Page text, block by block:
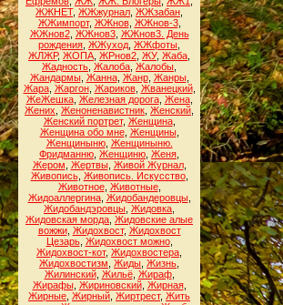
ЖЖНЕТ, ЖЖжурнал ЖЖзабан
ЖЖимпорт, ЖЖнов, ЖЖнов-3,
ЖЖнов2, ЖЖнов3, ЖЖнов3. День
рождения ЖЖуход ЖЖфоты
ЖЛЖР, ЖОПА ЖРнов2 ЖУ, Жаба
Жадность Жалоба Жалобы
Жандармы, Жанна, Жанр, Жанры,
Жара, Жаргон, Жариков, Жванецкий,
ЖеЖешка, Железная дорога, Жена,
Жених Женоненавистник Женский
Женский портрет, Женщина,
Женщина обо мне, Женщины,
Женщиныню, Женщиныню.
Фридманню Женщиню Женя
Жером Жертвы, Живой Журнал,
Живопись, Живопись. Искусство,
Животное, Животные,
Жидоаллергина, Жидобандеровцы,
Жидобандэровцы Жидовка
Жидовская морда Жидовские алые
вожжи, Жидохвост, Жидохвост
Цезарь, Жидохвост можно,
Жидохвост-кот, Жидохвостера
Жидохвостизм Жиды Жизнь
Жилинский, Жильё, Жираф,
Жирафы, Жириновский, Жирная,
Жирные Жирный Жиртрест, Жить